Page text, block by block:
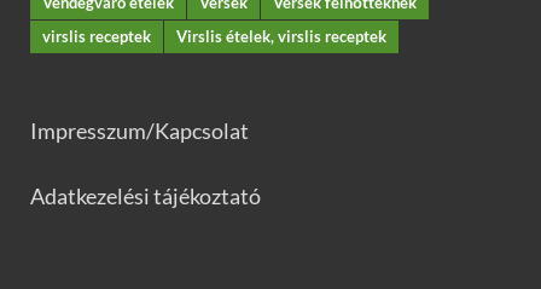
virslis receptek
Virslis ételek, virslis receptek
Impresszum/Kapcsolat
Adatkezelési tájékoztató